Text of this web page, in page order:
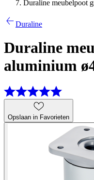
Duraline meubelpoot
Duraline
Duraline
aluminium
Opslaan in Favorieten